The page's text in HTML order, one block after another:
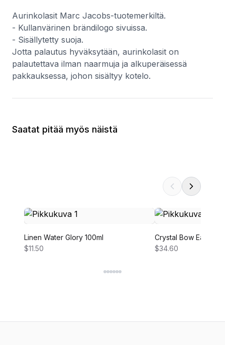
Aurinkolasit Marc Jacobs-tuotemerkiltä.
- Kullanvärinen brändilogo sivuissa.
- Sisällytetty suoja.
Jotta palautus hyväksytään, aurinkolasit on
palautettava ilman naarmuja ja alkuperäisessä
pakkauksessa, johon sisältyy kotelo.
Saatat pitää myös näistä
Linen Water Glory 100ml
$11.50
Crystal Bow Earring
$34.60